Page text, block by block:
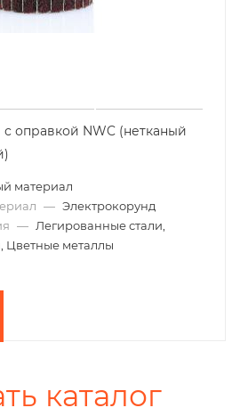
оправкой NWC (нетканый
материал
— Электрокорунд
— Легированные стали,
Цветные металлы
каталог